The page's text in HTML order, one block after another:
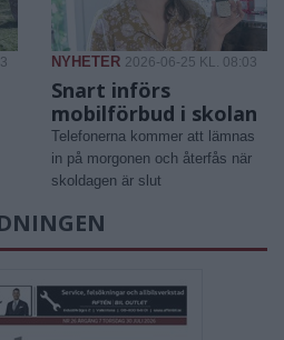
NYHETER 2026-06-25 KL. 08:03
Snart införs
mobilförbud i skolan
Telefonerna kommer att lämnas
in på morgonen och återfås när
skoldagen är slut